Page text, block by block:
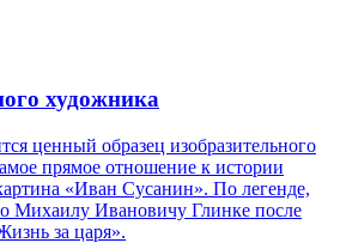
художника
ценный образец изобразительного
прямое отношение к истории
«Иван Сусанин». По легенде,
Михаилу Ивановичу Глинке после
за царя».